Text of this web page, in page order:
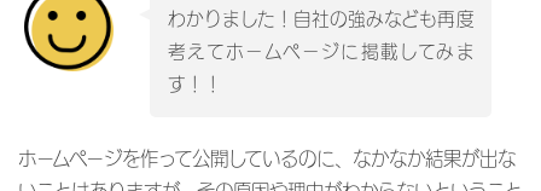
わかりました！自社の強みなども再度
考えてホームページに掲載してみま
す！！
ホームページを作って公開しているのに、なかなか結果が出な